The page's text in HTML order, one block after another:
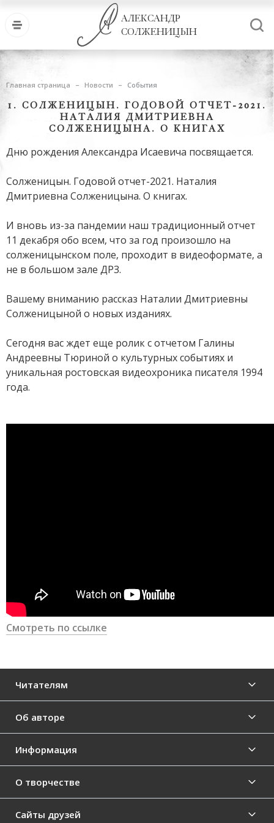
АЛЕКСАНДР
СОЛЖЕНИЦЫН
Главная страница Новости События
1. СОЛЖЕНИЦЫН. ГОДОВОЙ ОТЧЕТ-2021.
НАТАЛИЯ ДМИТРИЕВНА
СОЛЖЕНИЦЫНА. О КНИГАХ
Дню рождения Александра Исаевича посвящается.
Солженицын. Годовой отчет-2021. Наталия
Дмитриевна Солженицына. О книгах.
И вновь из-за пандемии наш традиционный отчет
11 декабря обо всем, что за год произошло на
солженицынском поле, проходит в видеоформате, а
не в большом зале ДРЗ.
Вашему вниманию рассказ Наталии Дмитриевны
Солженицыной о новых изданиях.
Сегодня вас ждет еще ролик с отчетом Галины
Андреевны Тюриной о культурных событиях и
уникальная ростовская видеохроника писателя 1994
года.
Смотреть по ссылке
Читателям
Об авторе
Информация
О творчестве
Сайты друзей